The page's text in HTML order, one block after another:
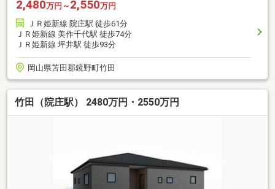
2,480万円～ 2,550万円
ＪＲ姫新線 院庄駅 徒歩61分
ＪＲ姫新線 美作千代駅 徒歩74分
ＪＲ姫新線 坪井駅 徒歩93分
岡山県苫田郡鏡野町竹田
竹田（院庄駅） 2480万円・2550万円